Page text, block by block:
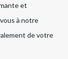
et
à notre
de votre